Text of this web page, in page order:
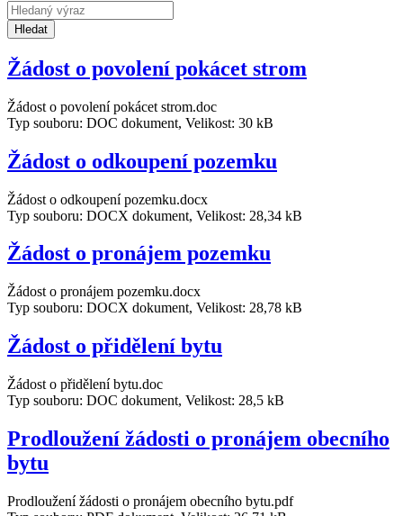
Hledat
Žádost o povolení pokácet strom
Žádost o povolení pokácet strom.doc
Typ souboru: DOC dokument, Velikost: 30 kB
Žádost o odkoupení pozemku
Žádost o odkoupení pozemku.docx
Typ souboru: DOCX dokument, Velikost: 28,34 kB
Žádost o pronájem pozemku
Žádost o pronájem pozemku.docx
Typ souboru: DOCX dokument, Velikost: 28,78 kB
Žádost o přidělení bytu
Žádost o přidělení bytu.doc
Typ souboru: DOC dokument, Velikost: 28,5 kB
Prodloužení žádosti o pronájem obecního
bytu
Prodloužení žádosti o pronájem obecního bytu.pdf